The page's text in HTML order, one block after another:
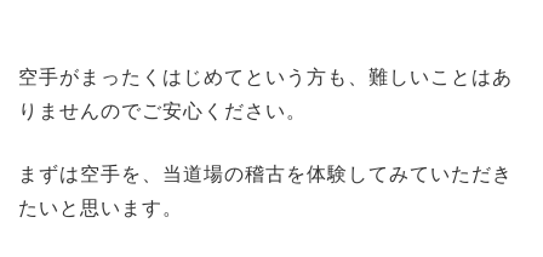
空手がまったくはじめてという方も、難しいことはあ
りませんのでご安心ください。
まずは空手を、当道場の稽古を体験してみていただき
たいと思います。